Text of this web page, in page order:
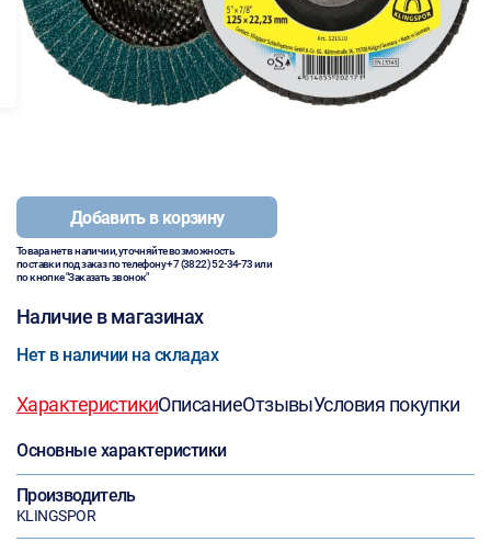
Добавить в корзину
Товара нет в наличии, уточняйте возможность
поставки под заказ по телефону+7 (3822) 52-34-73или
по кнопке "Заказать звонок"
Наличие в магазинах
Нет в наличии на складах
ХарактеристикиОписаниеОтзывыУсловия покупки
Основные характеристики
Производитель
KLINGSPOR